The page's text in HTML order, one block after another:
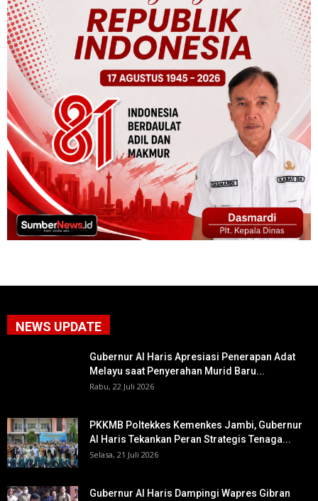
NEWS UPDATE
Gubernur Al Haris Apresiasi Penerapan Adat
Melayu saat Penyerahan Murid Baru...
Rabu, 22 Juli 2026
PKKMB Poltekkes Kemenkes Jambi, Gubernur
Al Haris Tekankan Peran Strategis Tenaga...
Selasa, 21 Juli 2026
Gubernur Al Haris Dampingi Wapres Gibran